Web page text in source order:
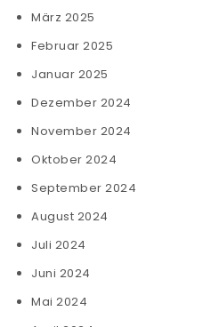
März 2025
Februar 2025
Januar 2025
Dezember 2024
November 2024
Oktober 2024
September 2024
August 2024
Juli 2024
Juni 2024
Mai 2024